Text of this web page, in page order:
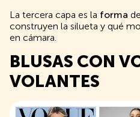
La tercera capa es la forma
construyen la silueta y qué
en cámara.
BLUSAS CON
VOLANTES